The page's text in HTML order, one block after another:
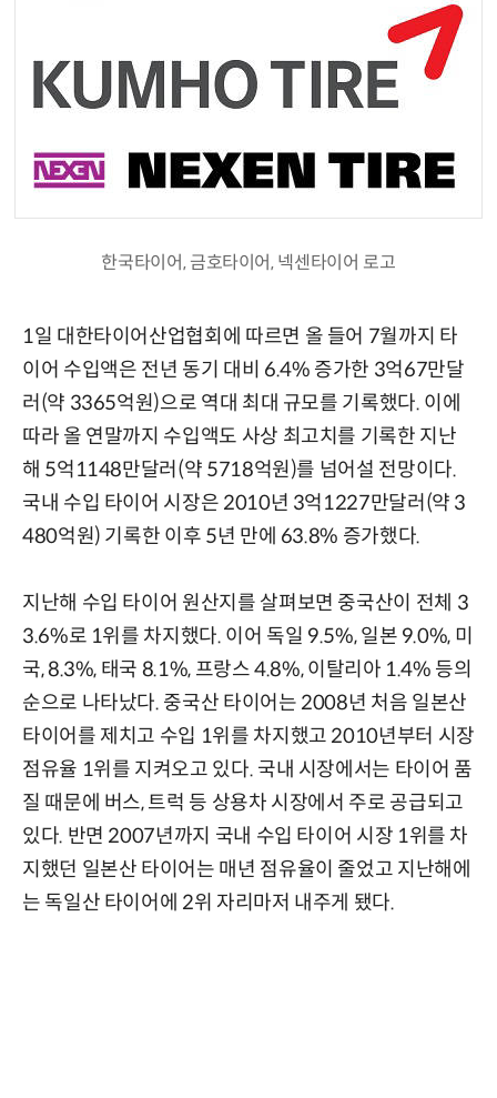
한국타이어, 금호타이어, 넥센타이어 로고
1일 대한타이어산업협회에 따르면 올 들어 7월까지 타
이어 수입액은 전년 동기 대비 6.4% 증가한 3억67만달
러(약 3365억원)으로 역대 최대 규모를 기록했다. 이에
따라 올 연말까지 수입액도 사상 최고치를 기록한 지난
해 5억1148만달러(약 5718억원)를 넘어설 전망이다.
국내 수입 타이어 시장은 2010년 3억1227만달러(약 3
480억원) 기록한 이후 5년 만에 63.8% 증가했다.
지난해 수입 타이어 원산지를 살펴보면 중국산이 전체 3
3.6%로 1위를 차지했다. 이어 독일 9.5%, 일본 9.0%, 미
국, 8.3%, 태국 8.1%, 프랑스 4.8%, 이탈리아 1.4% 등의
순으로 나타났다. 중국산 타이어는 2008년 처음 일본산
타이어를 제치고 수입 1위를 차지했고 2010년부터 시장
점유율 1위를 지켜오고 있다. 국내 시장에서는 타이어 품
질 때문에 버스, 트럭 등 상용차 시장에서 주로 공급되고
있다. 반면 2007년까지 국내 수입 타이어 시장 1위를 차
지했던 일본산 타이어는 매년 점유율이 줄었고 지난해에
는 독일산 타이어에 2위 자리마저 내주게 됐다.